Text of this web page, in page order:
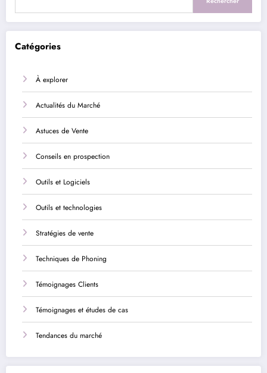
Catégories
À explorer
Actualités du Marché
Astuces de Vente
Conseils en prospection
Outils et Logiciels
Outils et technologies
Stratégies de vente
Techniques de Phoning
Témoignages Clients
Témoignages et études de cas
Tendances du marché